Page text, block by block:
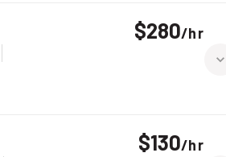
$280/hr
$130/hr